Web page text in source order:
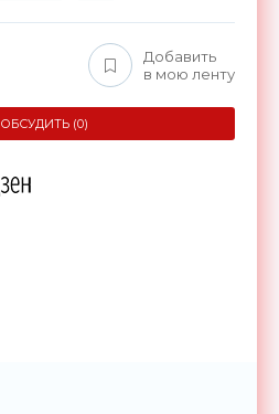
Добавить
в мою ленту
ОБСУДИТЬ (0)